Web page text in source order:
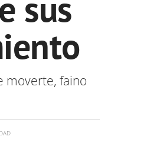
moverte, faino